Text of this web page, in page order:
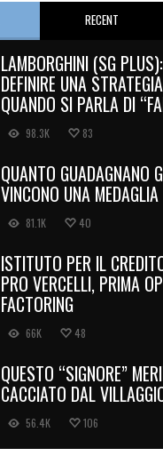
RECENT
LAMBORGHINI (SG
DEFINIRE UNA
QUANDO SI PARLA DI
98.3K 83
QUANTO GUADAGNANO
VINCONO UNA
81.1K 40
ISTITUTO PER IL
PRO VERCELLI, PRIMA
FACTORING
66K 48
QUESTO “SIGNORE”
CACCIATO DAL
56.4K 106